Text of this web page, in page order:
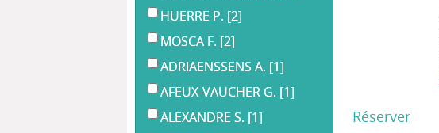
Réserver
HUERRE P. [2]
MOSCA F. [2]
ADRIAENSSENS A. [1]
AFEUX-VAUCHER G. [1]
ALEXANDRE S. [1]